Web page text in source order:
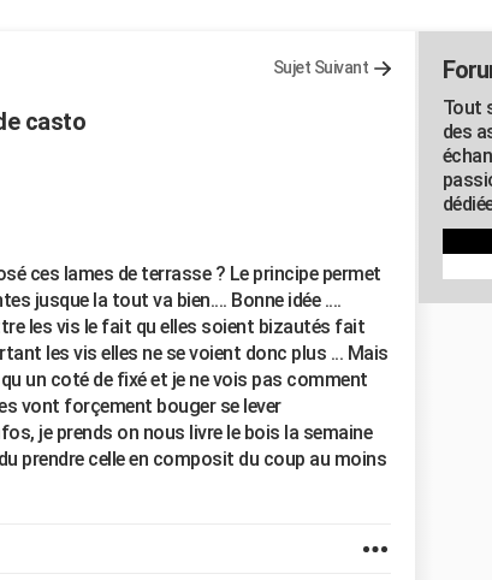
Sujet Suivant
casto
ces lames de terrasse ? Le principe permet
jusque la tout va bien.... Bonne idée ....
les vis le fait qu elles soient bizautés fait
les vis elles ne se voient donc plus ... Mais
un coté de fixé et je ne vois pas comment
vont forçement bouger se lever
je prends on nous livre le bois la semaine
prendre celle en composit du coup au moins
Tout
des